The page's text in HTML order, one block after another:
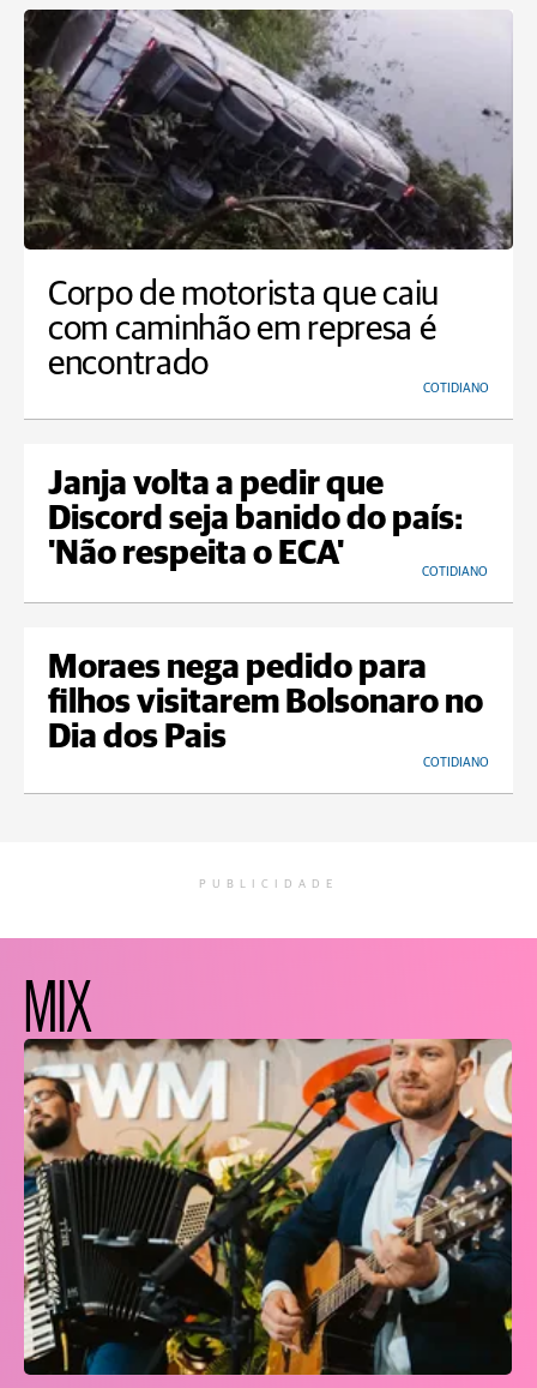
Corpo de motorista que caiu
com caminhão em represa é
encontrado
COTIDIANO
Janja volta a pedir que
Discord seja banido do país:
'Não respeita o ECA'
COTIDIANO
Moraes nega pedido para
filhos visitarem Bolsonaro no
Dia dos Pais
COTIDIANO
PUBLICIDADE
MIX